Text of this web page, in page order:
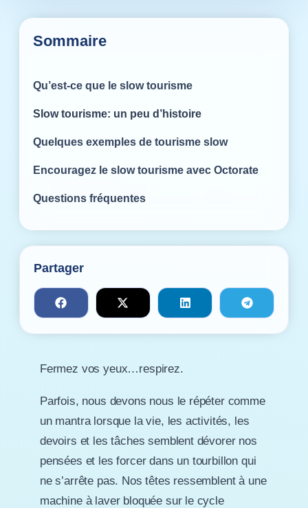
Sommaire
Qu’est-ce que le slow tourisme
Slow tourisme: un peu d’histoire
Quelques exemples de tourisme slow
Encouragez le slow tourisme avec Octorate
Questions fréquentes
Partager
Fermez vos yeux…respirez.
Parfois, nous devons nous le répéter comme
un mantra lorsque la vie, les activités, les
devoirs et les tâches semblent dévorer nos
pensées et les forcer dans un tourbillon qui
ne s’arrête pas. Nos têtes ressemblent à une
machine à laver bloquée sur le cycle